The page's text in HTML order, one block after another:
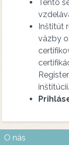
Tento
Inštitút
väzby
inštitúcií.
O nás